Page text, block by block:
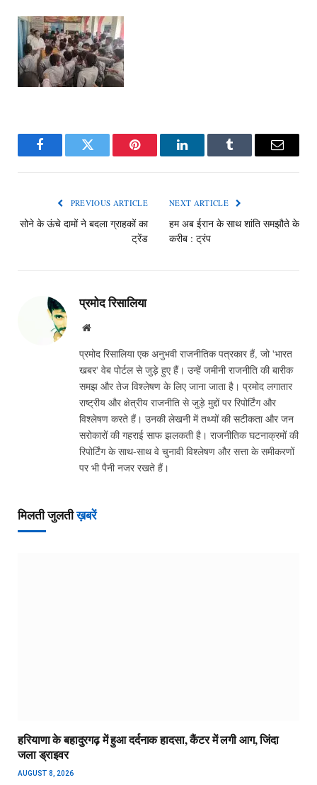
FacebookTwitter Pinterest LinkedInTumblr Email
PREVIOUS ARTICLE
सोने के ऊंचे दामों ने बदला ग्राहकों का
ट्रेंड
NEXT ARTICLE
हम अब ईरान के साथ शांति समझौते के
करीब : ट्रंप
प्रमोद रिसालिया
Website
प्रमोद रिसालिया एक अनुभवी राजनीतिक पत्रकार हैं, जो 'भारत
खबर' वेब पोर्टल से जुड़े हुए हैं। उन्हें जमीनी राजनीति की बारीक
समझ और तेज विश्लेषण के लिए जाना जाता है। प्रमोद लगातार
राष्ट्रीय और क्षेत्रीय राजनीति से जुड़े मुद्दों पर रिपोर्टिंग और
विश्लेषण करते हैं। उनकी लेखनी में तथ्यों की सटीकता और जन
सरोकारों की गहराई साफ झलकती है। राजनीतिक घटनाक्रमों की
रिपोर्टिंग के साथ-साथ वे चुनावी विश्लेषण और सत्ता के समीकरणों
पर भी पैनी नजर रखते हैं।
मिलती जुलतीख़बरें
हरियाणा के बहादुरगढ़ में हुआ दर्दनाक हादसा, कैंटर में लगी आग, जिंदा
जला ड्राइवर
AUGUST 8, 2026